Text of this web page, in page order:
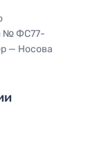
№ ФС77-
— Носова